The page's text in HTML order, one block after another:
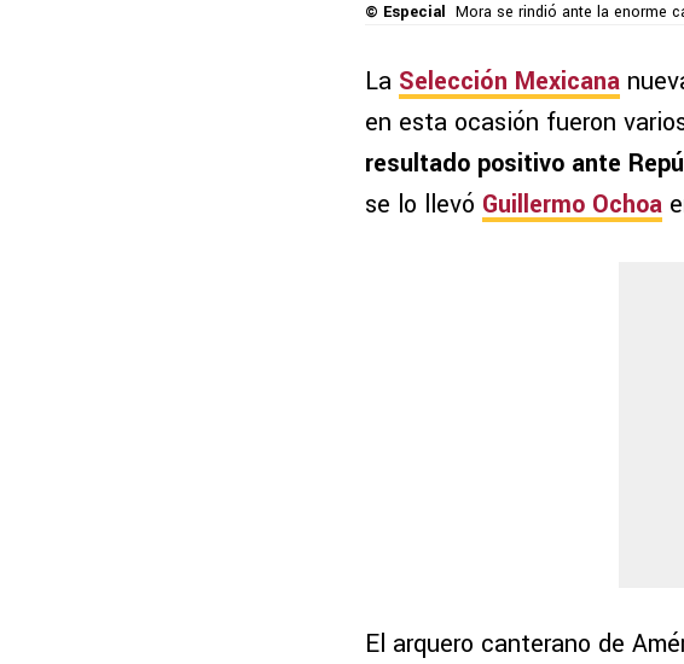
© Especial Mora se rindió ante la enorme
La Selección Mexicana
en esta ocasión fueron
resultado positivo ante
se lo llevó Guillermo Ochoa
El arquero canterano de